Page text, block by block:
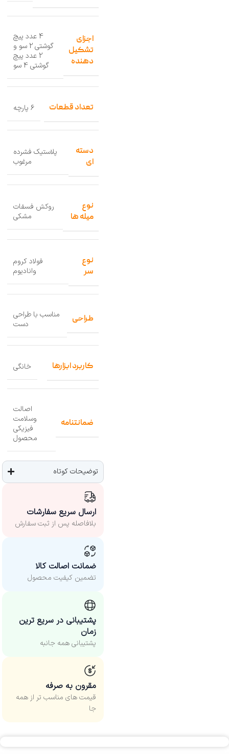
اجزای
تشکیل
دهنده
4 عدد پیچ
گوشتی 2 سو و
2 عدد پیچ
گوشتی 4 سو
تعداد قطعات 6 پارچه
دسته
ای
پلاستیک فشرده
مرغوب
نوع
میله ها
روکش فسفات
مشکی
نوع
سر
فولاد کروم
وانادیوم
طراحی
مناسب با طراحی
دست
کاربرد ابزارها خانگی
ضمانتنامه
اصالت
وسلامت
فیزیکی
محصول
توضیحات کوتاه
ارسال سریع سفارشات
بلافاصله پس از ثبت سفارش
ضمانت اصالت کالا
تضمین کیفیت محصول
پشتیبانی در سریع ترین
زمان
پشتیبانی همه جانبه
مقرون به صرفه
قیمت های مناسب‌ تر از همه
جا